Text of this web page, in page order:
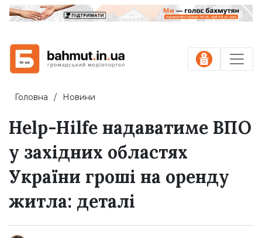
Головна Новини
Help-Hilfe надаватиме ВПО
у західних областях
України гроші на оренду
житла: деталі